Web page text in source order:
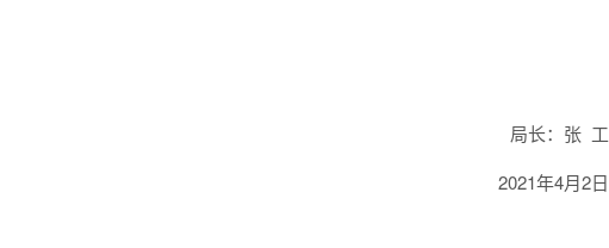
局长：张 工
2021年4月2日